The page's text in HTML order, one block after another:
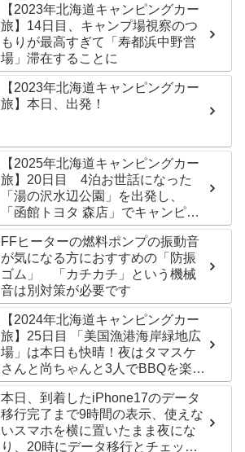
【2023年北海道キャンピングカー
旅】14日目、キャンプ場視察のつ
もりが最高すぎて「寿都浜中野営
場」滞在することに
【2023年北海道キャンピングカー
旅】本日、出発！
【2025年北海道キャンピングカー
旅】20日目 4泊お世話になった
「湯の沢水辺公園」を出発し、
「函館トヨタ 森店」でキャンピン
グカーのオイル交換完了！今日は
伊達市の「徳舜瞥山麓キャンプ
場」へ
FFヒーターの燃料ポンプの振動音
が気になる方におすすめの「防振
ゴム」 「カチカチ」という機械
音は別対策が必要です
【2024年北海道キャンピングカー
旅】25日目 「美国漁港海岸緑地広
場」は本日も快晴！夜はタマスケ
さんと尚ちゃんと3人でBBQを楽し
みました♪
本日、到着したiPhone17のデータ
移行完了まで9時間の表示、使えな
いスマホを横に置いたまま夜にな
り、20時にデータ移行とチェック